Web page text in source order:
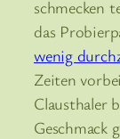
schmecken
das
wenig
Zeiten
Clausthaler
Geschmack